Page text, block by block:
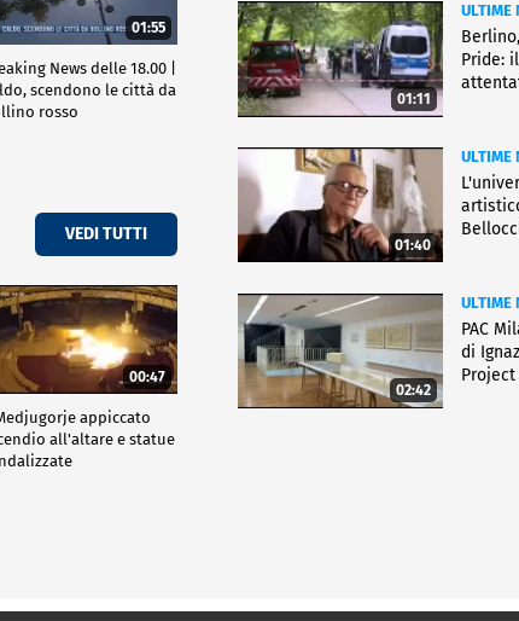
01:55
News delle 18.00 |
scendono le città da
rosso
VEDI TUTTI
00:47
appiccato
all'altare e statue
01:11
ULTIME
Pride:
01:40
ULTIME
02:42
ULTIME
PAC
di
Project